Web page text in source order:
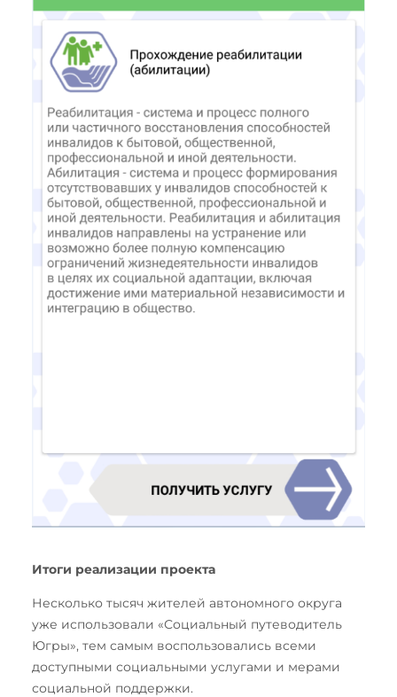
Итоги реализации проекта
Несколько тысяч жителей автономного округа
уже использовали «Социальный путеводитель
Югры», тем самым воспользовались всеми
доступными социальными услугами и мерами
социальной поддержки.